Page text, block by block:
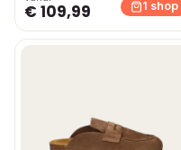
€ 109,99 1 shop